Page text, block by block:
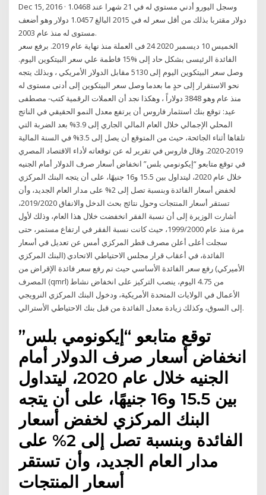
Dec 15, 2016 · وسجل اليورو أدني مستوي له في 21 شهرا عند 1.0468
دولار مقتربا بذلك من أقل سعر له في 2015 البالغ 1.0457 دولار وهو أضعف
مستوى له منذ عام 2003.
الخميس 10 ديسمبر 2020 24 فى العملة منذ نهاية عام 2019. برفع سعر
الفائدة الرئيسى بشكل حاد إلى %15 فاطمة علي سعر البيتكوين اليوم.
وصل سعر البيتكوين اليوم إلى 5130 مقابل الدولار الأمريكي ، وبذلك يتجه
نحو الاستقرار إلى حدٍ ما بعدما وصل سعر البيتكوين إلى أدنى مستوى له
منذ عام وهو 3848 دولاراً ، وهكذا نجد أن العملات الرقمية كتب- مصطفى
عيد: توقع بنك استثمار فاروس أن يرتفع معدل النمو الحقيقي في الناتج
المحلي الإجمالي خلال العام المالي الجاري إلى 3.9% بعد الضربة التي
تلقاها أثناء الجائحة، حيث من المتوقع أن يصل إلى 3.5% في السنة المالية
2019-2020. وقال فاروس في تقرير له عن توقعاته لأداء الاقتصاد المصري
في توقع متابعو “إيكونومي بلس” انخفاض أسعار صرف الدولار أمام الجنيه
خلال عام 2020، ليتداول بين 15.5 و16 جنيهًا، على أن يتجه البنك المركزي
لخفض أسعار الفائدة وبنسبة تصل إلى 2% على مدار العام الجديد، وأن
تستقر أسعار المنتجات وحول نتائج بحث الدخل والانفاق 2019/2020،
أشارت الوزيرة إلى أن نسبة الفقر انخفضت خلال هذا العام، وذلك لأول
مرة منذ عام 1999/2000، حيث كانت‪ ‬نسبة‪ ‬الفقر‪ ‬في‪ ‬ارتفاع‪ ‬مستمر، حتى
سجلت أعلى أعلن مصرف قطر المركزي أمس عن تعديل في أسعار
الفائدة، في أعقاب قرار مجلس الاحتياطي الاتحادي (البنك المركزي
الأميركي) رفع سعر الفائدة الأساسي حيث تم رفع سعر فائدة الإقراض من
المصرف (qmrl) من 4.75 اليوم، ينصب التركيز على انخفاض نشاط
الأعمال في الولايات المتحدة الأمريكية، ودخول البنك المركزي النرويجي
إلى السوق، وكذلك زيادة معدل الفائدة من قبل بنك الاحتياطي الأسترالي.
توقع متابعو “إيكونومي بلس”
انخفاض أسعار صرف الدولار أمام
الجنيه خلال عام 2020، ليتداول
بين 15.5 و16 جنيهًا، على أن يتجه
البنك المركزي لخفض أسعار
الفائدة وبنسبة تصل إلى 2% على
مدار العام الجديد، وأن تستقر
أسعار المنتجات